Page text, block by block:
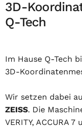
3D-
Q-Tech
Im Hause Q-Tech
3D-
Wir setzen dabei
ZEISS. Die
VERITY, ACCURA